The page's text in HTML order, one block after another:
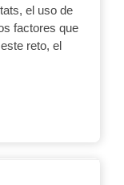
el uso de
factores que
reto, el